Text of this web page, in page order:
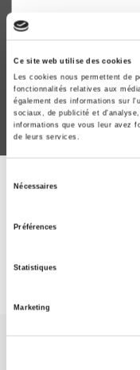
Ce site web utilise des cookies
Les cookies nous permettent de
fonctionnalités relatives aux
également des informations sur
sociaux, de publicité et
informations que vous leur avez
de leurs services.
Nécessaires
Préférences
Statistiques
Marketing
René Rémond,
Jean-Noël Jeanneney,